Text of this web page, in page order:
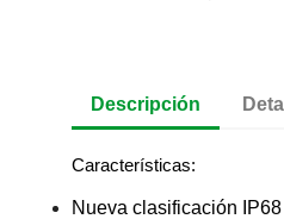
Descripción
Características:
Nueva clasificación